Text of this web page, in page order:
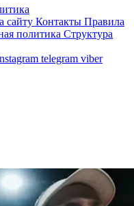
сайту Контакты Правила
политика Структура
telegram viber